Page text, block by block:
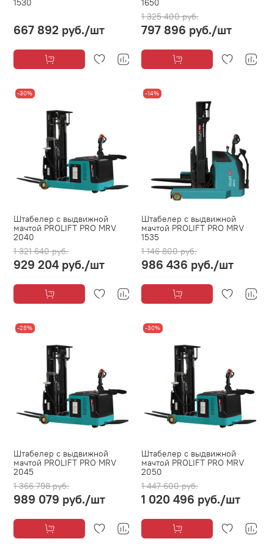
1530
667 892 руб./шт
1650
1 325 400 руб.
797 896 руб./шт
-30%
Штабелер с выдвижной
мачтой PROLIFT PRO MRV
2040
1 321 640 руб.
929 204 руб./шт
-14%
Штабелер с выдвижной
мачтой PROLIFT PRO MRV
1535
1 146 800 руб.
986 436 руб./шт
-28%
Штабелер с выдвижной
мачтой PROLIFT PRO MRV
2045
1 366 798 руб.
989 079 руб./шт
-30%
Штабелер с выдвижной
мачтой PROLIFT PRO MRV
2050
1 447 600 руб.
1 020 496 руб./шт